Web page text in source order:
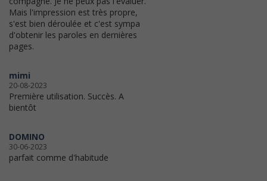
Mais l'impression est très propre,
s'est bien déroulée et c'est sympa
d'obtenir les paroles en dernières
pages.
mimi
20-08-2023
Première utilisation. Succès. A
bientôt
DOMINO
30-06-2023
parfait comme d'habitude